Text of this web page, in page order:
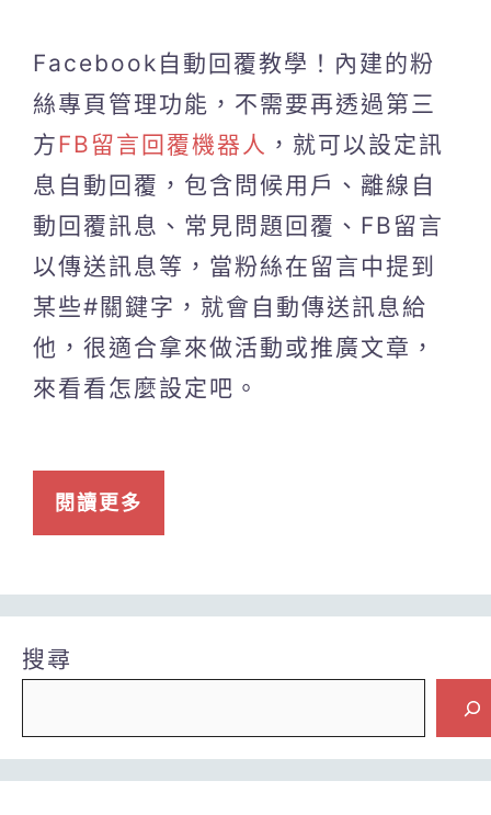
Facebook自動回覆教學！內建的粉
絲專頁管理功能，不需要再透過第三
方FB留言回覆機器人 ，就可以設定訊
息自動回覆，包含問候用戶、離線自
動回覆訊息、常見問題回覆、FB留言
以傳送訊息等，當粉絲在留言中提到
某些#關鍵字，就會自動傳送訊息給
他，很適合拿來做活動或推廣文章，
來看看怎麼設定吧。
閱讀更多
搜尋